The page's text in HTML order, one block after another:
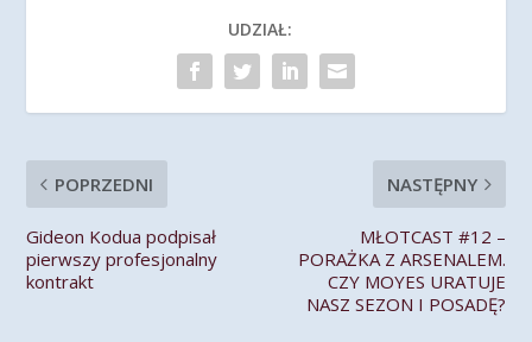
UDZIAŁ:
POPRZEDNI
Gideon Kodua podpisał
pierwszy profesjonalny
kontrakt
NASTĘPNY
MŁOTCAST #12 –
PORAŻKA Z ARSENALEM.
CZY MOYES URATUJE
NASZ SEZON I POSADĘ?